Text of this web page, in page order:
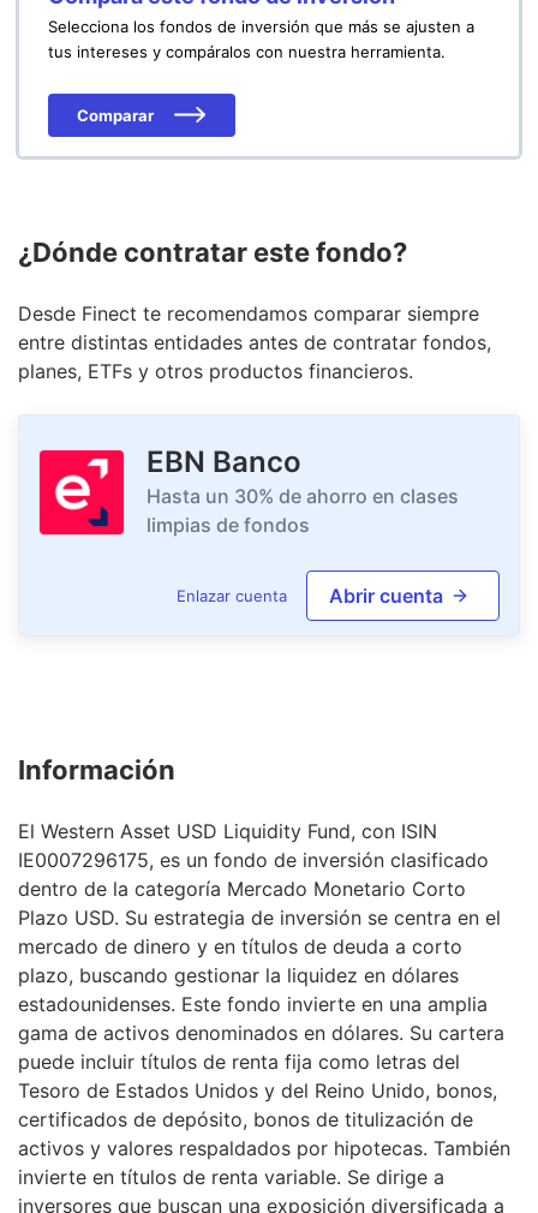
Selecciona los fondos de inversión que más se ajusten a
tus intereses y compáralos con nuestra herramienta.
Comparar
¿Dónde contratar este fondo?
Desde Finect te recomendamos comparar siempre
entre distintas entidades antes de contratar fondos,
planes, ETFs y otros productos financieros.
EBN Banco
Hasta un 30% de ahorro en clases
limpias de fondos
Enlazar cuenta Abrir cuenta
Información
El Western Asset USD Liquidity Fund, con ISIN
IE0007296175, es un fondo de inversión clasificado
dentro de la categoría Mercado Monetario Corto
Plazo USD. Su estrategia de inversión se centra en el
mercado de dinero y en títulos de deuda a corto
plazo, buscando gestionar la liquidez en dólares
estadounidenses. Este fondo invierte en una amplia
gama de activos denominados en dólares. Su cartera
puede incluir títulos de renta fija como letras del
Tesoro de Estados Unidos y del Reino Unido, bonos,
certificados de depósito, bonos de titulización de
activos y valores respaldados por hipotecas. También
invierte en títulos de renta variable. Se dirige a
inversores que buscan una exposición diversificada a